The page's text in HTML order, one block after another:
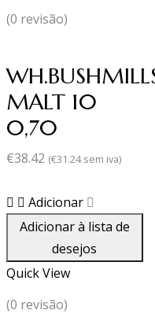
(0 revisão)
MALT 10
0,70
€38.42 (€31.24sem iva)
Adicionar
Adicionar à lista de
desejos
Quick View
(0 revisão)